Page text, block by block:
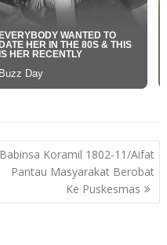
Babinsa Koramil 1802-11/Aifat
Pantau Masyarakat Berobat
Ke Puskesmas